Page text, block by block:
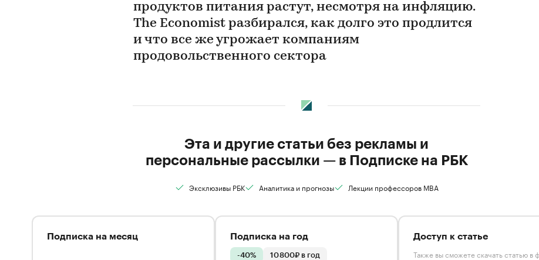
продуктов питания растут, несмотря на инфляцию.
The Economist разбирался, как долго это продлится
и что все же угрожает компаниям
продовольственного сектора
Эта и другие статьи без рекламы и
персональные рассылки — в Подписке на РБК
Эксклюзивы РБК Аналитика и прогнозы Лекции профессоров MBA
Подписка на месяц Подписка на год
-40% 10 800₽ в год
Доступ к статье
Также вы сможете скачать статью в